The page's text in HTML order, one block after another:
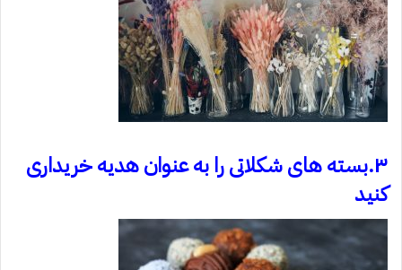
۳.بسته های شکلاتی را به عنوان هدیه خریداری
کنید